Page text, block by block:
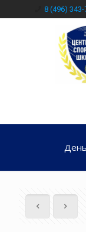
8 (496) 343-